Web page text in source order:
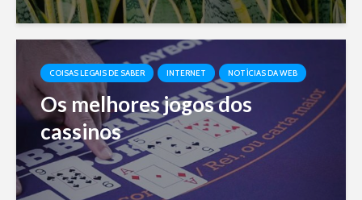
COISAS LEGAIS DE SABER INTERNET NOTÍCIAS DA WEB
Os melhores jogos dos
cassinos